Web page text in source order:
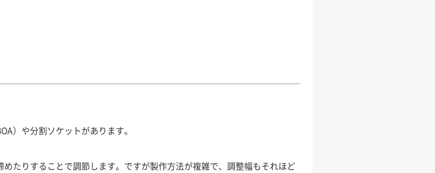
）や分割ソケットがあります。
たりすることで調節します。ですが製作方法が複雑で、調整幅もそれほど